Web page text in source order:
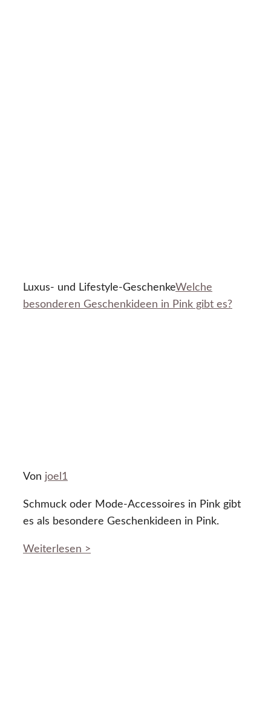
Luxus- und Lifestyle-GeschenkeWelche
besonderen Geschenkideen in Pink gibt es?
Von joel1
Schmuck oder Mode-Accessoires in Pink gibt
es als besondere Geschenkideen in Pink.
Weiterlesen >